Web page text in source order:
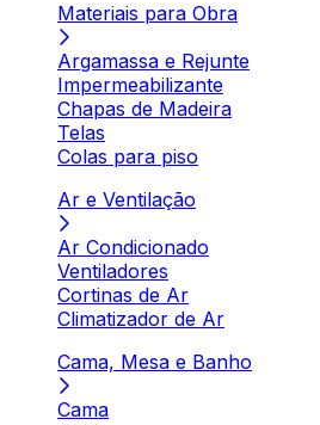
Materiais para Obra
Argamassa e Rejunte
Impermeabilizante
Chapas de Madeira
Telas
Colas para piso
Ar e Ventilação
Ar Condicionado
Ventiladores
Cortinas de Ar
Climatizador de Ar
Cama, Mesa e Banho
Cama